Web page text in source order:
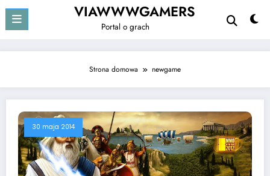
treści
VIAWWWGAMERS
Portal o grach
Strona domowa newgame
30 maja 2014